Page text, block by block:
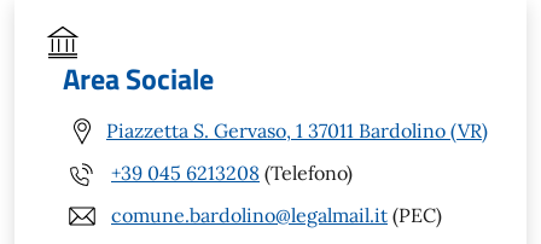
Area Sociale
Piazzetta S. Gervaso, 1 37011 Bardolino (VR)
+39 045 6213208 (Telefono)
comune.bardolino@legalmail.it (PEC)